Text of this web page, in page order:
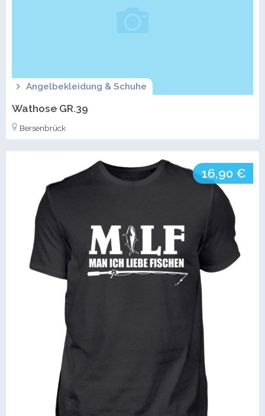
Angelbekleidung & Schuhe
Wathose GR.39
Bersenbrück
16,90 €